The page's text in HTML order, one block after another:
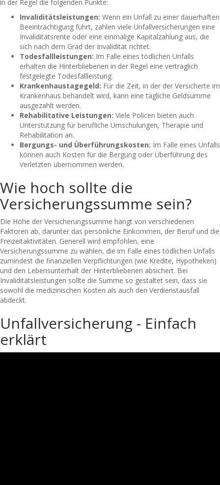
in der Regel die folgenden Punkte:
Invaliditätsleistungen: Wenn ein Unfall zu einer dauerhaften
Beeinträchtigung führt, zahlen viele Unfallversicherungen eine
Invaliditätsrente oder eine einmalige Kapitalzahlung aus, die
sich nach dem Grad der Invalidität richtet.
Todesfallleistungen: Im Falle eines tödlichen Unfalls
erhalten die Hinterbliebenen in der Regel eine vertraglich
festgelegte Todesfallleistung.
Krankenhaustagegeld: Für die Zeit, in der der Versicherte im
Krankenhaus behandelt wird, kann eine tägliche Geldsumme
ausgezahlt werden.
Rehabilitative Leistungen: Viele Policen bieten auch
Unterstützung für berufliche Umschulungen, Therapie und
Rehabilitation an.
Bergungs- und Überführungskosten: Im Falle eines Unfalls
können auch Kosten für die Bergung oder Überführung des
Verletzten übernommen werden.
Wie hoch sollte die
Versicherungssumme sein?
Die Höhe der Versicherungssumme hängt von verschiedenen
Faktoren ab, darunter das persönliche Einkommen, der Beruf und die
Freizeitaktivitäten. Generell wird empfohlen, eine
Versicherungssumme zu wählen, die im Falle eines tödlichen Unfalls
zumindest die finanziellen Verpflichtungen (wie Kredite, Hypotheken)
und den Lebensunterhalt der Hinterbliebenen absichert. Bei
Invaliditätsleistungen sollte die Summe so gestaltet sein, dass sie
sowohl die medizinischen Kosten als auch den Verdienstausfall
abdeckt.
Unfallversicherung - Einfach
erklärt